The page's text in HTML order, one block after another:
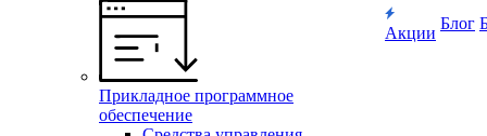
Прикладное программное
обеспечение
Акции
Блог